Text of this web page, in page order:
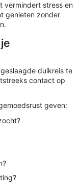
vermindert stress en
genieten zonder
duikreis te
contact op
geven: